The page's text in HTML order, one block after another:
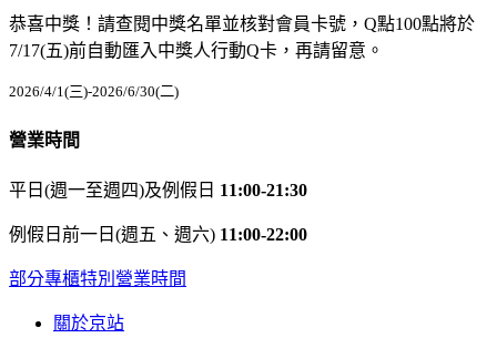
恭喜中獎！請查閱中獎名單並核對會員卡號，Q點100點將於
7/17(五)前自動匯入中獎人行動Q卡，再請留意。
2026/4/1(三)-2026/6/30(二)
營業時間
平日(週一至週四)及例假日 11:00-21:30
例假日前一日(週五、週六) 11:00-22:00
部分專櫃特別營業時間
關於京站